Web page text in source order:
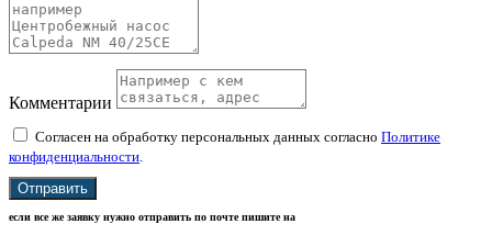
Комментарии
Согласен на обработку персональных данных согласно Политике
конфиденциальности.
Отправить
если все же заявку нужно отправить по почте пишите на